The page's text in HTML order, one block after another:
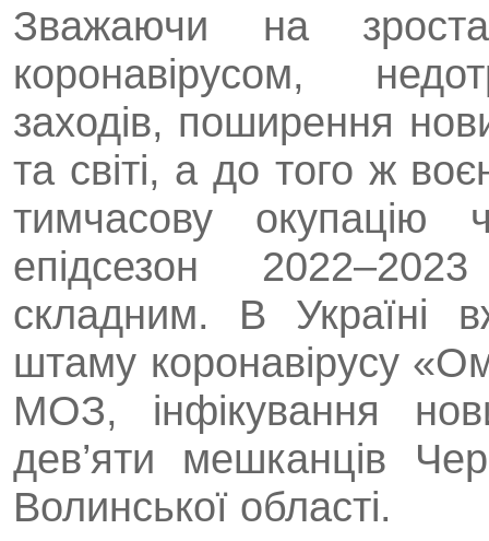
Зважаючи на
коронавірусом,
заходів, поширення
та світі, а до того ж
тимчасову окупацію
епідсезон
складним. В Україні
штаму коронавірусу
МОЗ, інфікування
дев’яти мешканців
Волинської області.